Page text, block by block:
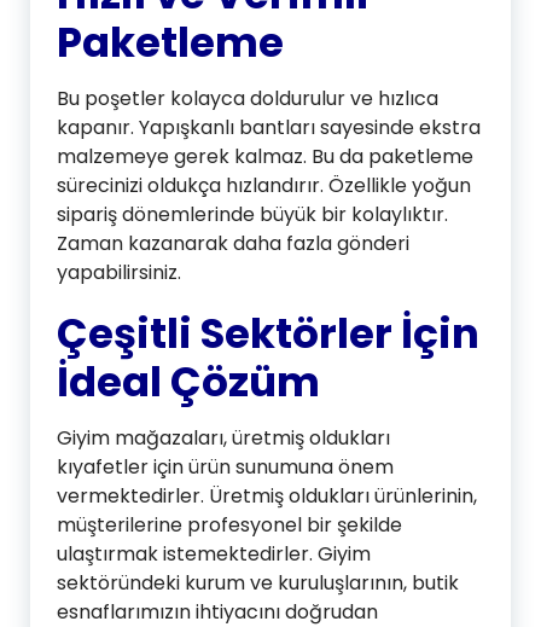
Paketleme
Bu poşetler kolayca doldurulur ve hızlıca
kapanır. Yapışkanlı bantları sayesinde ekstra
malzemeye gerek kalmaz. Bu da paketleme
sürecinizi oldukça hızlandırır. Özellikle yoğun
sipariş dönemlerinde büyük bir kolaylıktır.
Zaman kazanarak daha fazla gönderi
yapabilirsiniz.
Çeşitli Sektörler İçin
İdeal Çözüm
Giyim mağazaları, üretmiş oldukları
kıyafetler için ürün sunumuna önem
vermektedirler. Üretmiş oldukları ürünlerinin,
müşterilerine profesyonel bir şekilde
ulaştırmak istemektedirler. Giyim
sektöründeki kurum ve kuruluşlarının, butik
esnaflarımızın ihtiyacını doğrudan